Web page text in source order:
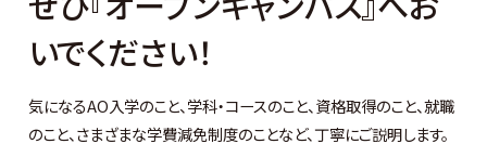
いでください！
気になるAO入学のこと、学科・コースのこと、資格取得のこと、就職
のこと、さまざまな学費減免制度のことなど、丁寧にご説明します。